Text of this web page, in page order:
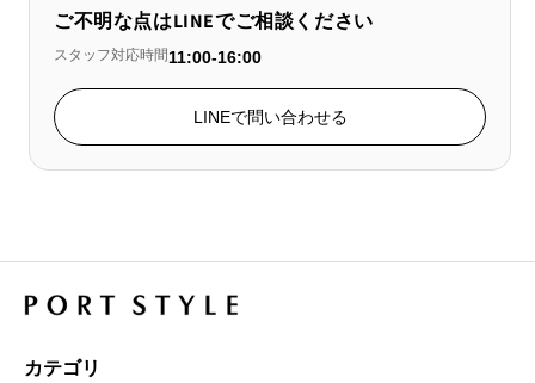
ご不明な点はLINEでご相談ください
スタッフ対応時間11:00-16:00
LINEで問い合わせる
カテゴリ